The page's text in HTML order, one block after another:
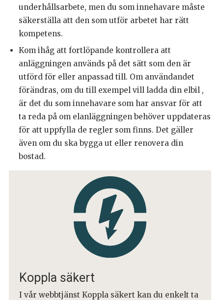
underhållsarbete, men du som innehavare måste
säkerställa att den som utför arbetet har rätt
kompetens.
Kom ihåg att fortlöpande kontrollera att
anläggningen används på det sätt som den är
utförd för eller anpassad till. Om användandet
förändras, om du till exempel vill ladda din elbil ,
är det du som innehavare som har ansvar för att
ta reda på om elanläggningen behöver uppdateras
för att uppfylla de regler som finns. Det gäller
även om du ska bygga ut eller renovera din
bostad.
Koppla säkert
I vår webbtjänst Koppla säkert kan du enkelt ta